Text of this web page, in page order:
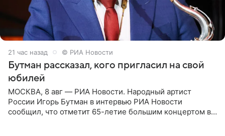
21 час назад © РИА Новости
Бутман рассказал, кого пригласил на свой
юбилей
МОСКВА, 8 авг — РИА Новости. Народный артист
России Игорь Бутман в интервью РИА Новости
сообщил, что отметит 65-летие большим концертом в